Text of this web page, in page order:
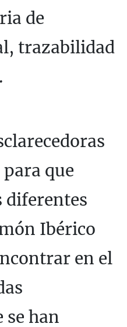
de
trazabilidad
que
diferentes
Ibérico
en el
se han